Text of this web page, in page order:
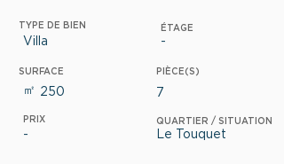
TYPE DE BIEN
Villa
ÉTAGE
-
SURFACE
㎡ 250
PIÈCE(S)
7
PRIX QUARTIER / SITUATION
- Le Touquet